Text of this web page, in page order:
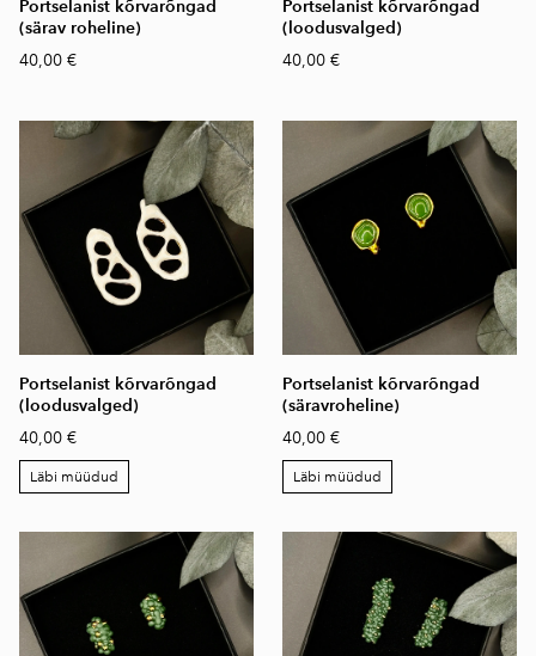
Portselanist kõrvarõngad
(särav roheline)
40,00 €
Portselanist kõrvarõngad
(loodusvalged)
40,00 €
Portselanist kõrvarõngad
(loodusvalged)
40,00 €
Läbi müüdud
Portselanist kõrvarõngad
(säravroheline)
40,00 €
Läbi müüdud